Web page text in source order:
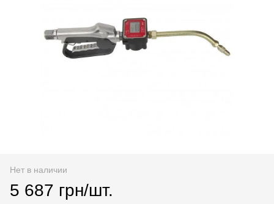
Нет в наличии
5 687 грн/шт.